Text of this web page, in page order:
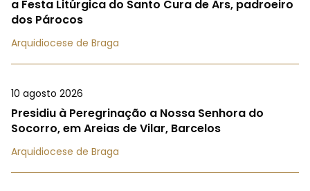
a Festa Litúrgica do Santo Cura de Ars, padroeiro
dos Párocos
Arquidiocese de Braga
10 agosto 2026
Presidiu à Peregrinação a Nossa Senhora do
Socorro, em Areias de Vilar, Barcelos
Arquidiocese de Braga